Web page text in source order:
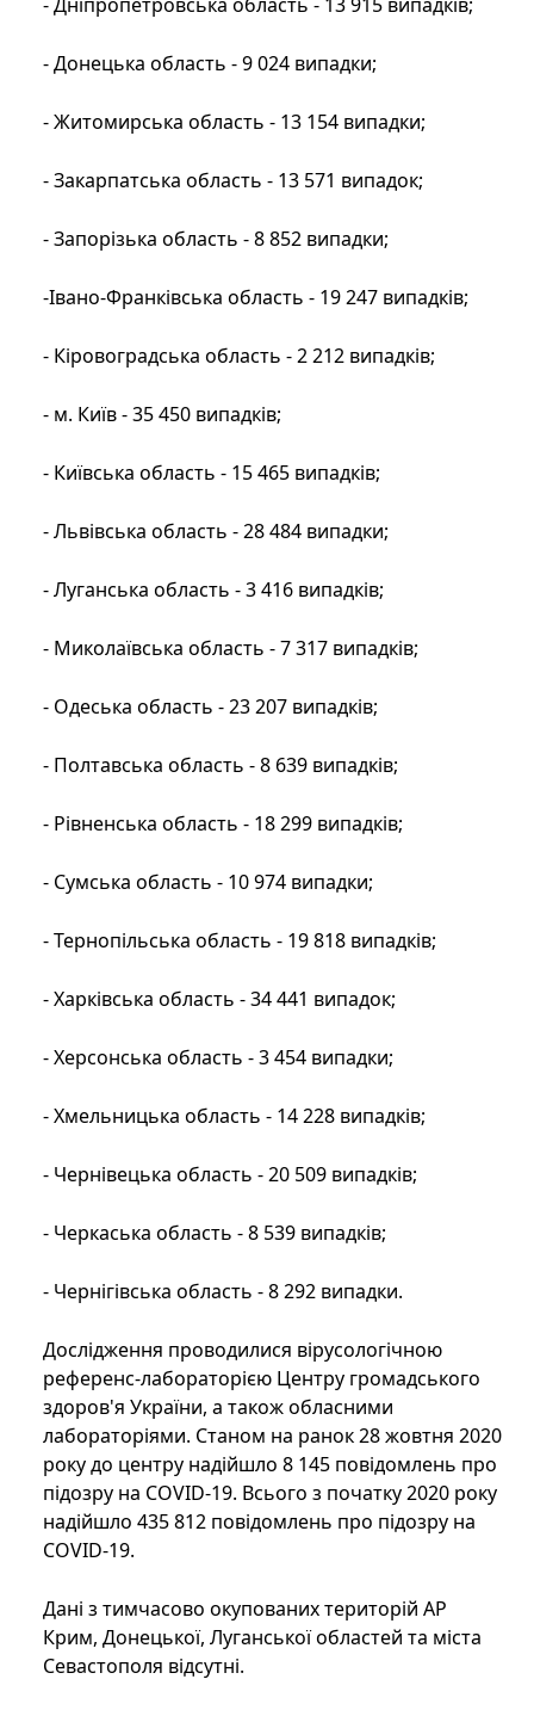
- Донецька область - 9 024 випадки;
- Житомирська область - 13 154 випадки;
- Закарпатська область - 13 571 випадок;
- Запорізька область - 8 852 випадки;
-Івано-Франківська область - 19 247 випадків;
- Кіровоградська область - 2 212 випадків;
- м. Київ - 35 450 випадків;
- Київська область - 15 465 випадків;
- Львівська область - 28 484 випадки;
- Луганська область - 3 416 випадків;
- Миколаївська область - 7 317 випадків;
- Одеська область - 23 207 випадків;
- Полтавська область - 8 639 випадків;
- Рівненська область - 18 299 випадків;
- Сумська область - 10 974 випадки;
- Тернопільська область - 19 818 випадків;
- Харківська область - 34 441 випадок;
- Херсонська область - 3 454 випадки;
- Хмельницька область - 14 228 випадків;
- Чернівецька область - 20 509 випадків;
- Черкаська область - 8 539 випадків;
- Чернігівська область - 8 292 випадки.
Дослідження проводилися вірусологічною
референс-лабораторією Центру громадського
здоров'я України, а також обласними
лабораторіями. Станом на ранок 28 жовтня 2020
року до центру надійшло 8 145 повідомлень про
підозру на COVID-19. Всього з початку 2020 року
надійшло 435 812 повідомлень про підозру на
COVID-19.
Дані з тимчасово окупованих територій АР
Крим, Донецької, Луганської областей та міста
Севастополя відсутні.